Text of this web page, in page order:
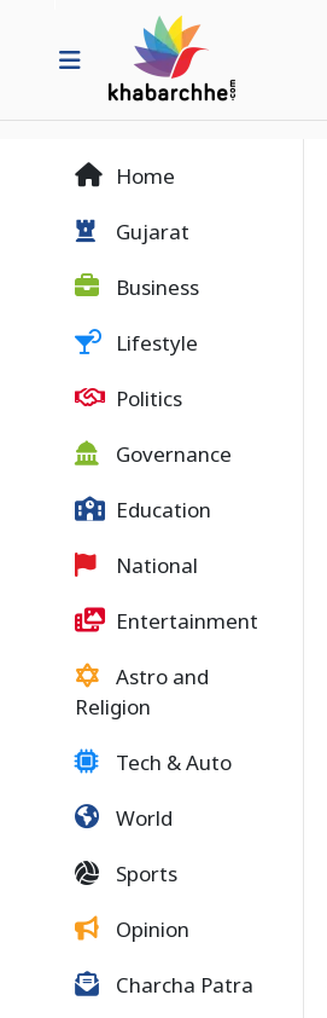
Home
Gujarat
Business
Lifestyle
Politics
Governance
Education
National
Entertainment
Astro and
Religion
Tech & Auto
World
Sports
Opinion
Charcha Patra